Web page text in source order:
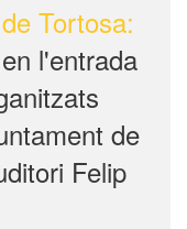
Tortosa:
l'entrada
de
Felip